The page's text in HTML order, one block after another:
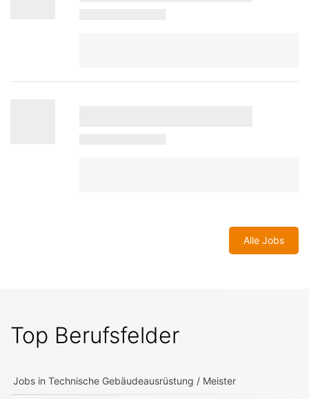
Alle Jobs
Top Berufsfelder
Jobs in Technische Gebäudeausrüstung / Meister